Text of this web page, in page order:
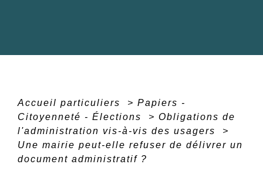
Accueil particuliers > Papiers -
Citoyenneté - Élections
> Obligations de
l'administration vis-à-vis des usagers
>
Une mairie peut-elle refuser de délivrer un
document administratif ?